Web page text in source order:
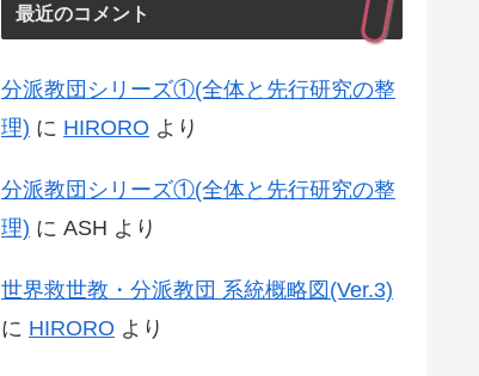
最近のコメント
分派教団シリーズ①(全体と先行研究の整
理) に HIRORO より
分派教団シリーズ①(全体と先行研究の整
理) に ASH より
世界救世教・分派教団 系統概略図(Ver.3)
に HIRORO より